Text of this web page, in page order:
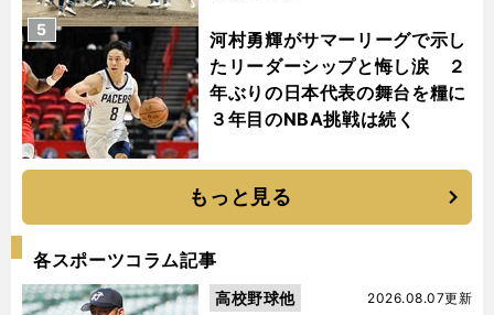
河村勇輝がサマーリーグで示し
たリーダーシップと悔し涙 ２
年ぶりの日本代表の舞台を糧に
３年目のNBA挑戦は続く
5
もっと見る
各スポーツコラム記事
2026.08.07更新
高校野球他